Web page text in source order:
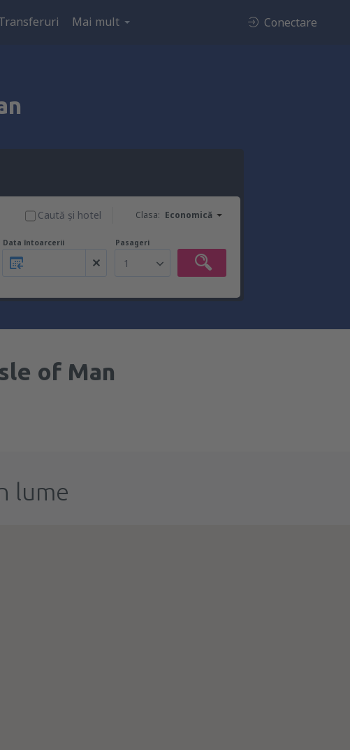
Mai mult Conectare
Clasa: Economică
Caută şi hotel
Data întoarcerii Pasageri
1
of Man
lume